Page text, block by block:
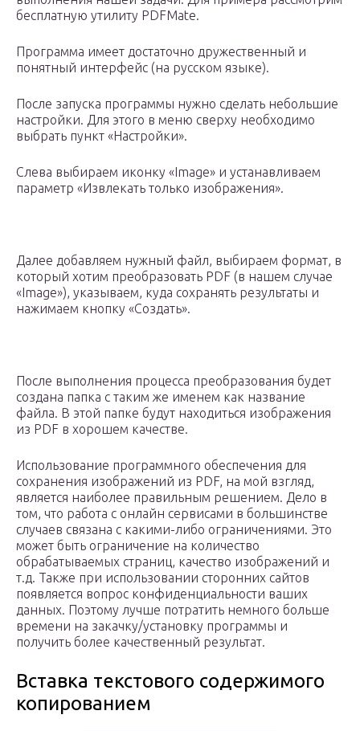
бесплатную утилиту PDFMate.
Программа имеет достаточно дружественный и
понятный интерфейс (на русском языке).
После запуска программы нужно сделать небольшие
настройки. Для этого в меню сверху необходимо
выбрать пункт «Настройки».
Слева выбираем иконку «Image» и устанавливаем
параметр «Извлекать только изображения».
Далее добавляем нужный файл, выбираем формат, в
который хотим преобразовать PDF (в нашем случае
«Image»), указываем, куда сохранять результаты и
нажимаем кнопку «Создать».
После выполнения процесса преобразования будет
создана папка с таким же именем как название
файла. В этой папке будут находиться изображения
из PDF в хорошем качестве.
Использование программного обеспечения для
сохранения изображений из PDF, на мой взгляд,
является наиболее правильным решением. Дело в
том, что работа с онлайн сервисами в большинстве
случаев связана с какими-либо ограничениями. Это
может быть ограничение на количество
обрабатываемых страниц, качество изображений и
т.д. Также при использовании сторонних сайтов
появляется вопрос конфиденциальности ваших
данных. Поэтому лучше потратить немного больше
времени на закачку/установку программы и
получить более качественный результат.
Вставка текстового содержимого
копированием